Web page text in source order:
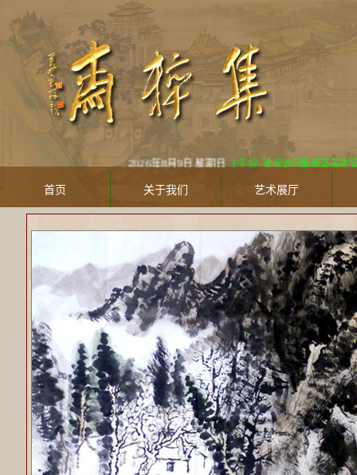
2026年8月9日 星期日 上午好! 欢迎访问集粹斋美术馆
首页 关于我们 艺术展厅